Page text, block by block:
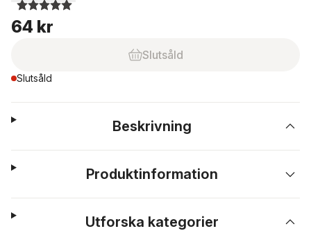
64 kr
Slutsåld
Slutsåld
Beskrivning
Produktinformation
Utforska kategorier